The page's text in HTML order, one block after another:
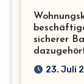
sicherer
23. Juli